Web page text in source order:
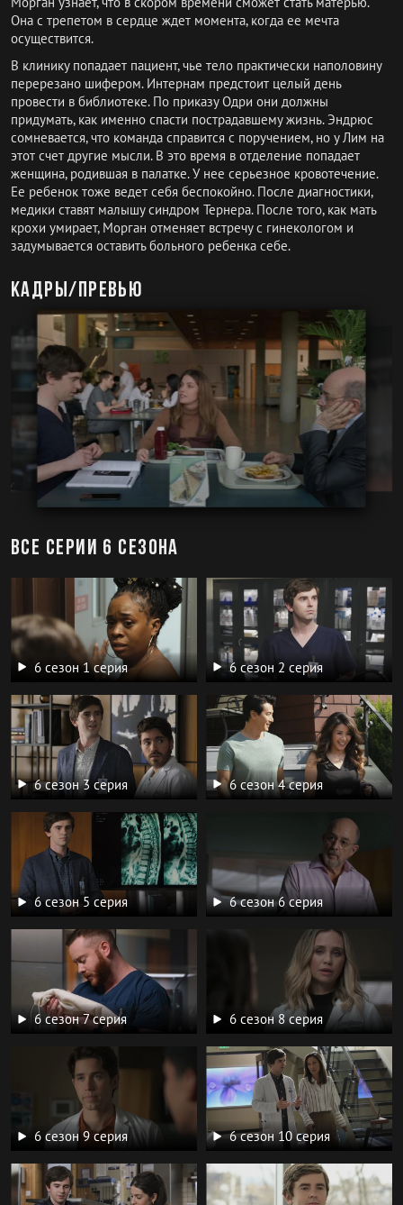
Она с трепетом в сердце ждет момента, когда ее мечта
осуществится.
В клинику попадает пациент, чье тело практически наполовину
перерезано шифером. Интернам предстоит целый день
провести в библиотеке. По приказу Одри они должны
придумать, как именно спасти пострадавшему жизнь. Эндрюс
сомневается, что команда справится с поручением, но у Лим на
этот счет другие мысли. В это время в отделение попадает
женщина, родившая в палатке. У нее серьезное кровотечение.
Ее ребенок тоже ведет себя беспокойно. После диагностики,
медики ставят малышу синдром Тернера. После того, как мать
крохи умирает, Морган отменяет встречу с гинекологом и
задумывается оставить больного ребенка себе.
Кадры/превью
Все серии 6 сезона
6 сезон 1 серия 6 сезон 2 серия
6 сезон 3 серия 6 сезон 4 серия
6 сезон 5 серия 6 сезон 6 серия
6 сезон 7 серия 6 сезон 8 серия
6 сезон 9 серия 6 сезон 10 серия